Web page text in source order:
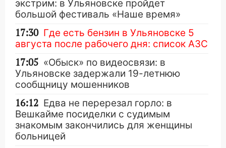
экстрим: в Ульяновске пройдет
большой фестиваль «Наше время»
17:30 Где есть бензин в Ульяновске 5
августа после рабочего дня: список АЗС
17:05 «Обыск» по видеосвязи: в
Ульяновске задержали 19-летнюю
сообщницу мошенников
16:12 Едва не перерезал горло: в
Вешкайме посиделки с судимым
знакомым закончились для женщины
больницей